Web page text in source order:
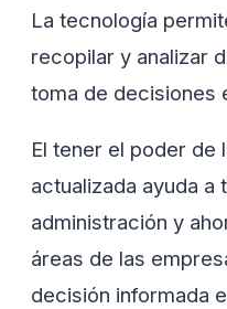
La tecnología
recopilar y analizar
toma de decisiones
El tener el poder de
actualizada ayuda a
administración y
áreas de las
decisión informada